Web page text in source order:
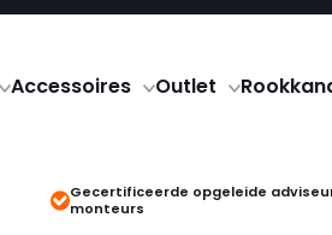
Accessoires Outlet
Gecertificeerde opgeleide
monteurs